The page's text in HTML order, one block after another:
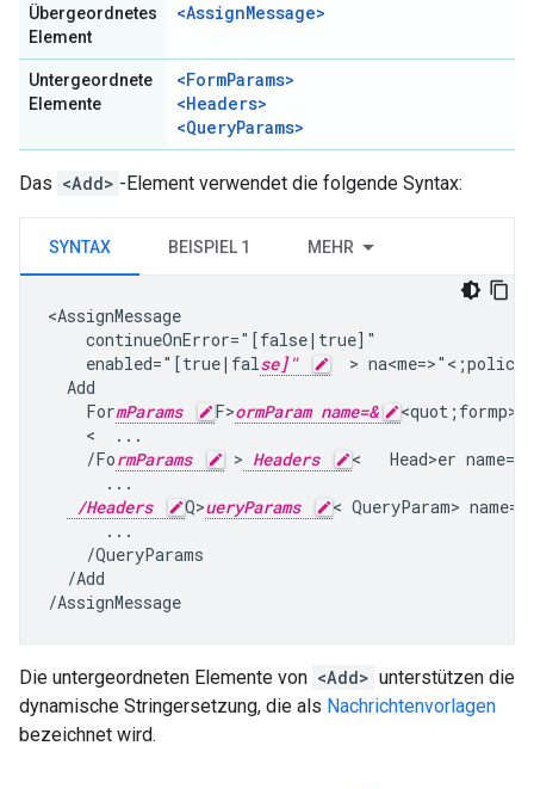
Übergeordnetes
Element
<AssignMessage>
Untergeordnete
Elemente
<FormParams>
<Headers>
<QueryParams>
Das <Add> -Element verwendet die folgende Syntax:
SYNTAX BEISPIEL 1 MEHR
<AssignMessage
    continueOnError="[false|true]"
    enabled="[true|fal
se]"
>
  Add
    For
mParams F>ormParam name=&
    <  ...
    /Fo
rmParams > Headers
<   Head>er
      ...
/Headers
Q>ueryParams
< QueryParam>
      ...
    /QueryParams
  /Add
/AssignMessage
Die untergeordneten Elemente von <Add> unterstützen die
dynamische Stringersetzung, die als Nachrichtenvorlagen
bezeichnet wird.